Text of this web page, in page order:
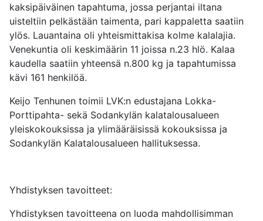
kaksipäiväinen tapahtuma, jossa perjantai iltana
uisteltiin pelkästään taimenta, pari kappaletta saatiin
ylös. Lauantaina oli yhteismittakisa kolme kalalajia.
Venekuntia oli keskimäärin 11 joissa n.23 hlö. Kalaa
kaudella saatiin yhteensä n.800 kg ja tapahtumissa
kävi 161 henkilöä.
Keijo Tenhunen toimii LVK:n edustajana Lokka-
Porttipahta- sekä Sodankylän kalatalousalueen
yleiskokouksissa ja ylimääräisissä kokouksissa ja
Sodankylän Kalatalousalueen hallituksessa.
Yhdistyksen tavoitteet:
Yhdistyksen tavoitteena on luoda mahdollisimman